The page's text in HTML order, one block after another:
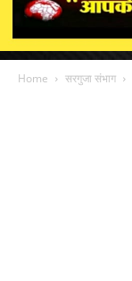
Home सरगुजा संभाग